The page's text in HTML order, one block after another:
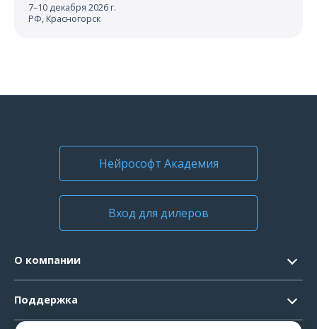
7–10 декабря 2026 г.
РФ, Красногорск
Нейрософт Академия
Вход для дилеров
О компании
Официальные документы
Поддержка